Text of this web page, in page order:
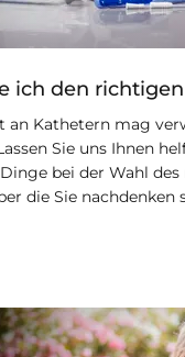
ich den
an Kathetern mag
Sie uns Ihnen
bei der Wahl
die Sie nachdenken